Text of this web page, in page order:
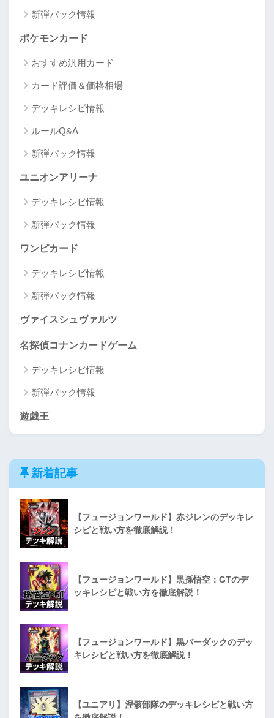
新弾パック情報
ポケモンカード
おすすめ汎用カード
カード評価＆価格相場
デッキレシピ情報
ルールQ&A
新弾パック情報
ユニオンアリーナ
デッキレシピ情報
新弾パック情報
ワンピカード
デッキレシピ情報
新弾パック情報
ヴァイスシュヴァルツ
名探偵コナンカードゲーム
デッキレシピ情報
新弾パック情報
遊戯王
新着記事
【フュージョンワールド】赤ジレンのデッキレ
シピと戦い方を徹底解説！
【フュージョンワールド】黒孫悟空：GTのデ
ッキレシピと戦い方を徹底解説！
【フュージョンワールド】黒バーダックのデッ
キレシピと戦い方を徹底解説！
【ユニアリ】涅骸部隊のデッキレシピと戦い方